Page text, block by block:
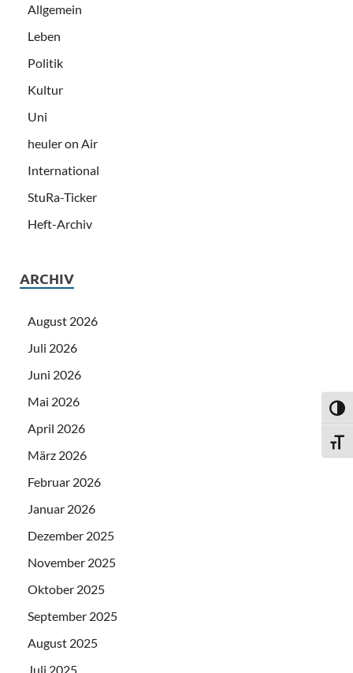
Allgemein
Leben
Politik
Kultur
Uni
heuler on Air
International
StuRa-Ticker
Heft-Archiv
ARCHIV
August 2026
Juli 2026
Juni 2026
Mai 2026
April 2026
März 2026
Februar 2026
Januar 2026
Dezember 2025
November 2025
Oktober 2025
September 2025
August 2025
Juli 2025